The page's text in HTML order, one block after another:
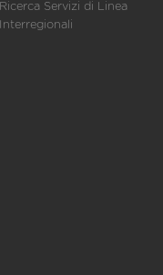
Ricerca Servizi di Linea
Interregionali